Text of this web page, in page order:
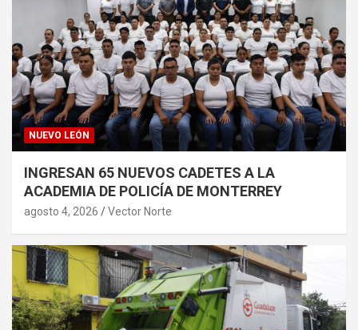
NUEVO LEÓN
INGRESAN 65 NUEVOS CADETES A LA
ACADEMIA DE POLICÍA DE MONTERREY
agosto 4, 2026 Vector Norte